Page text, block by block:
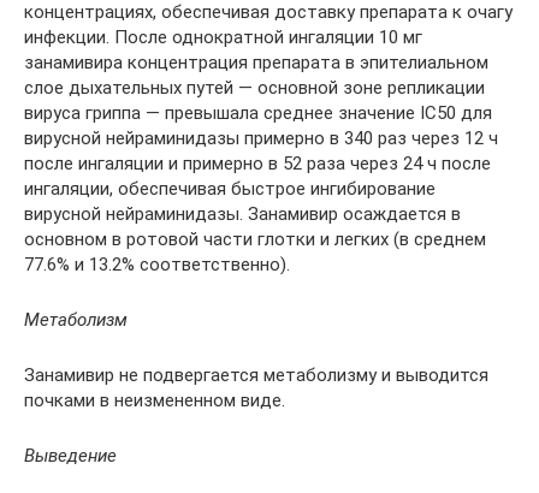
концентрациях, обеспечивая доставку препарата к очагу
инфекции. После однократной ингаляции 10 мг
занамивира концентрация препарата в эпителиальном
слое дыхательных путей — основной зоне репликации
вируса гриппа — превышала среднее значение IC50 для
вирусной нейраминидазы примерно в 340 раз через 12 ч
после ингаляции и примерно в 52 раза через 24 ч после
ингаляции, обеспечивая быстрое ингибирование
вирусной нейраминидазы. Занамивир осаждается в
основном в ротовой части глотки и легких (в среднем
77.6% и 13.2% соответственно).
Метаболизм
Занамивир не подвергается метаболизму и выводится
почками в неизмененном виде.
Выведение